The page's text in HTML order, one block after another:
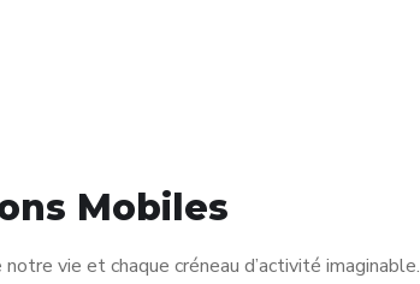
Mobiles
vie et chaque créneau d’activité imaginable.